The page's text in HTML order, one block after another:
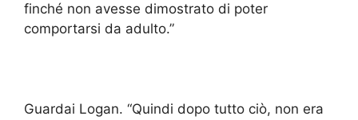
finché non avesse dimostrato di poter
comportarsi da adulto.”
Guardai Logan. “Quindi dopo tutto ciò, non era